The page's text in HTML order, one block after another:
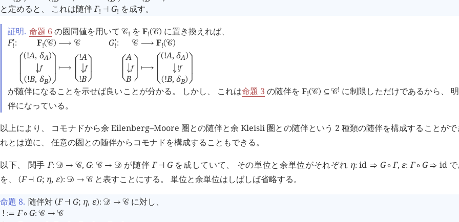
と定めると、 これは随伴F! ⊣ G! を成す。
証明. 命題 6 の圏同値を用いて󰒚! を F!(󰒚) に置き換えれば、
F!
󰎘: F!(󰒚) ⟶ 󰒚
󰖦
(!A, δA)
(!B, δB)
f
󰖩
⟼
󰖦
!A
!B
f
󰖩
G!
󰎘: 󰒚 ⟶ F!(󰒚)
󰖤
󰖦
A
B
f
󰖩
⟼
󰖦
(!A, δA)
(!B, δB)
!f
󰖩
が随伴になることを示せば良いことが分かる。 しかし、 これは命題 3 の随伴をF!(󰒚) ⊆ 󰒚! に制限しただけであるから、
伴になっている。
以上により、 コモナドから余 Eilenberg–Moore 圏との随伴と余 Kleisli 圏との随伴という 2 種類の随伴を構成することがで
れとは逆に、 任意の圏との随伴からコモナドを構成することもできる。
以下、 関手F: 󰒛 → 󰒚, G: 󰒚 → 󰒛 が随伴F ⊣ Gを成していて、 その単位と余単位がそれぞれ η: id ⇒ G ∘ F, ε: F ∘ G ⇒ idで
を、
(F ⊣ G; η, ε): 󰒛 → 󰒚 と表すことにする。 単位と余単位はしばしば省略する。
命題 8. 随伴対 (F ⊣ G; η, ε): 󰒛 → 󰒚 に対し、
! := F ∘ G: 󰒚 → 󰒚